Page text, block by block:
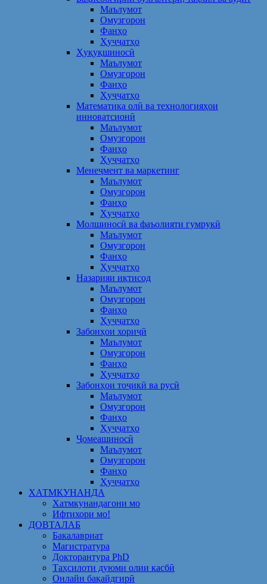
Маълумот
Омузгорон
Фанҳо
Ҳуҷҷатҳо
Ҳуқуқшиносӣ
Маълумот
Омузгорон
Фанҳо
Ҳуҷҷатҳо
Математика олӣ ва технологияҳои
инноватсионӣ
Маълумот
Омузгорон
Фанҳо
Ҳуҷҷатҳо
Менеҷмент ва маркетинг
Маълумот
Омузгорон
Фанҳо
Ҳуҷҷатҳо
Молшиносӣ ва фаъолияти гумрукӣ
Маълумот
Омузгорон
Фанҳо
Ҳуҷҷатҳо
Назарияи иқтисод
Маълумот
Омузгорон
Фанҳо
Ҳуҷҷатҳо
Забонҳои хориҷӣ
Маълумот
Омузгорон
Фанҳо
Ҳуҷҷатҳо
Забонҳои тоҷикӣ ва русӣ
Маълумот
Омузгорон
Фанҳо
Ҳуҷҷатҳо
Ҷомеашиносӣ
Маълумот
Омузгорон
Фанҳо
Ҳуҷҷатҳо
ХАТМКУНАНДА
Хатмкунандагони мо
Ифтихори мо!
ДОВТАЛАБ
Бакалавриат
Магистратура
Докторантура PhD
Таҳсилоти дуюми олии касбӣ
Онлайн бақайдгирӣ